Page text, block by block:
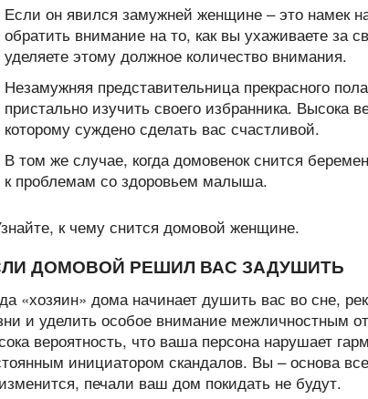
Если он явился замужней женщине – это намек
обратить внимание на то, как вы ухаживаете
уделяете этому должное количество внимания.
Незамужняя представительница прекрасного
пристально изучить своего избранника. Высока
которому суждено сделать вас счастливой.
В том же случае, когда домовенок снится
к проблемам со здоровьем малыша.
ДОМОВОЙ РЕШИЛ ВАС ЗАДУШИТЬ
«хозяин» дома начинает душить вас во сне,
и уделить особое внимание межличностным
вероятность, что ваша персона нарушает
инициатором скандалов. Вы – основа
печали ваш дом покидать не будут.